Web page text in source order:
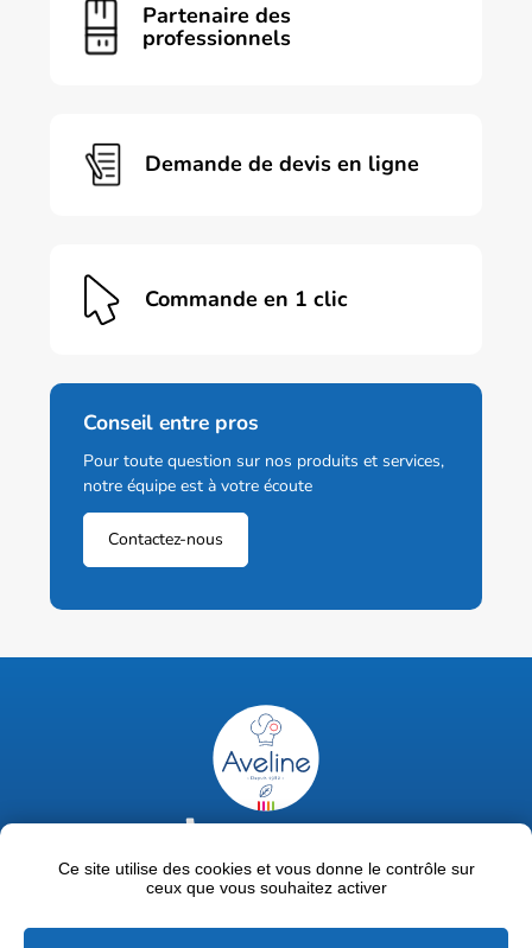
Partenaire des
professionnels
Demande de devis en ligne
Commande en 1 clic
Conseil entre pros
Pour toute question sur nos produits et services,
notre équipe est à votre écoute
Contactez-nous
02 47 63 18 92
contact@avelinepro.fr
Ce site utilise des cookies et vous donne le contrôle sur
ceux que vous souhaitez activer